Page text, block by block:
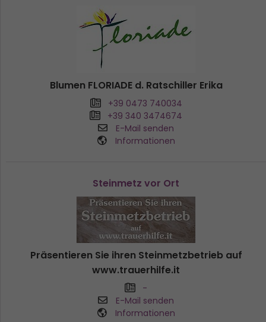
Blumen FLORIADE d. Ratschiller Erika
+39 0473 740034
+39 340 3474674
E-Mail senden
Informationen
Steinmetz vor Ort
Präsentieren Sie ihren Steinmetzbetrieb auf
www.trauerhilfe.it
-
E-Mail senden
Informationen